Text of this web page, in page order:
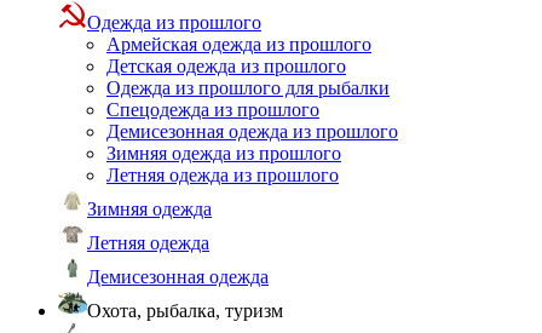
Одежда из прошлого
Армейская одежда из прошлого
Детская одежда из прошлого
Одежда из прошлого для рыбалки
Спецодежда из прошлого
Демисезонная одежда из прошлого
Зимняя одежда из прошлого
Летняя одежда из прошлого
Зимняя одежда
Летняя одежда
Демисезонная одежда
Охота, рыбалка, туризм